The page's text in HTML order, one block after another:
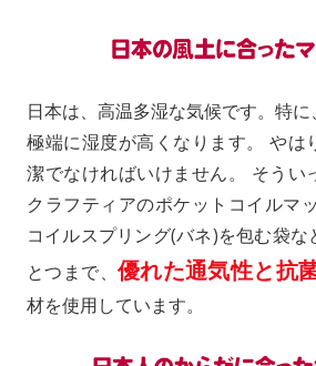
日本は、高温多湿な気候です。特
極端に湿度が高くなります。 やは
潔でなければいけません。 そうい
クラフティアのポケットコイルマ
コイルスプリング(バネ)を包む袋
とつまで、 優れた通気性と抗
材を使用しています。